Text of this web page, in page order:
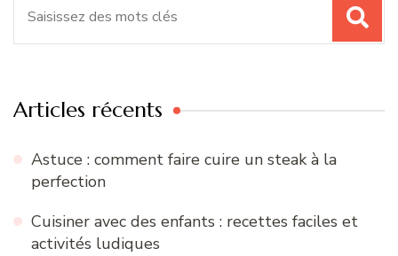
Articles récents
Astuce : comment faire cuire un steak à la
perfection
Cuisiner avec des enfants : recettes faciles et
activités ludiques